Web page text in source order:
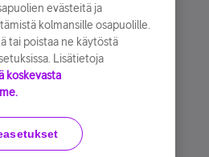
Accessibility statement
evästeitä ja
kolmansille osapuolille.
tai poistaa ne käytöstä
Lisätietoja
koskevasta